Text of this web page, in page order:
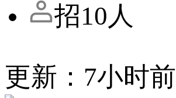
招10人
更新：7小时前